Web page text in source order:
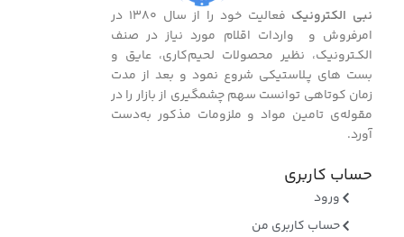
نبی الکترونیک
فعالیت خود را از سال ۱۳۸۰ در
امرفروش و واردات اقلام مورد نیاز در صنف
الکـترونیک، نظیر محصولات لحیم‌کاری، عایق و
بست ‌های پـلاستیکی شروع نمود و بعد از مدت
زمان کوتاهی توانست سهم چشمگیری از بازار را در
مقوله‌ی تامین مواد و ملزومات مذکور به‌دست
آورد.
حساب کاربری
ورود
حساب کاربری من